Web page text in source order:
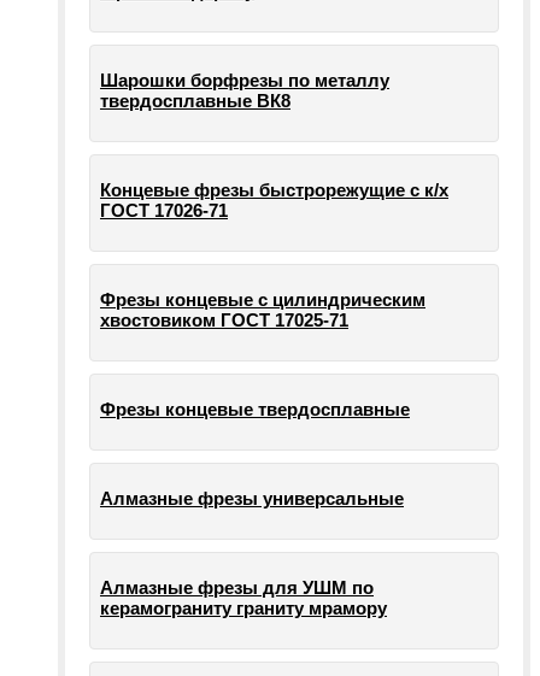
Шарошки борфрезы по металлу
твердосплавные ВК8
Концевые фрезы быстрорежущие с к/х
ГОСТ 17026-71
Фрезы концевые с цилиндрическим
хвостовиком ГОСТ 17025-71
Фрезы концевые твердосплавные
Алмазные фрезы универсальные
Алмазные фрезы для УШМ по
керамограниту граниту мрамору